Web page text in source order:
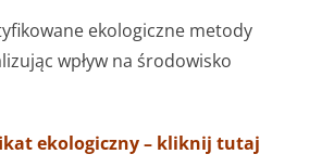
ekologiczne metody
wpływ na środowisko
ekologiczny – kliknij tutaj